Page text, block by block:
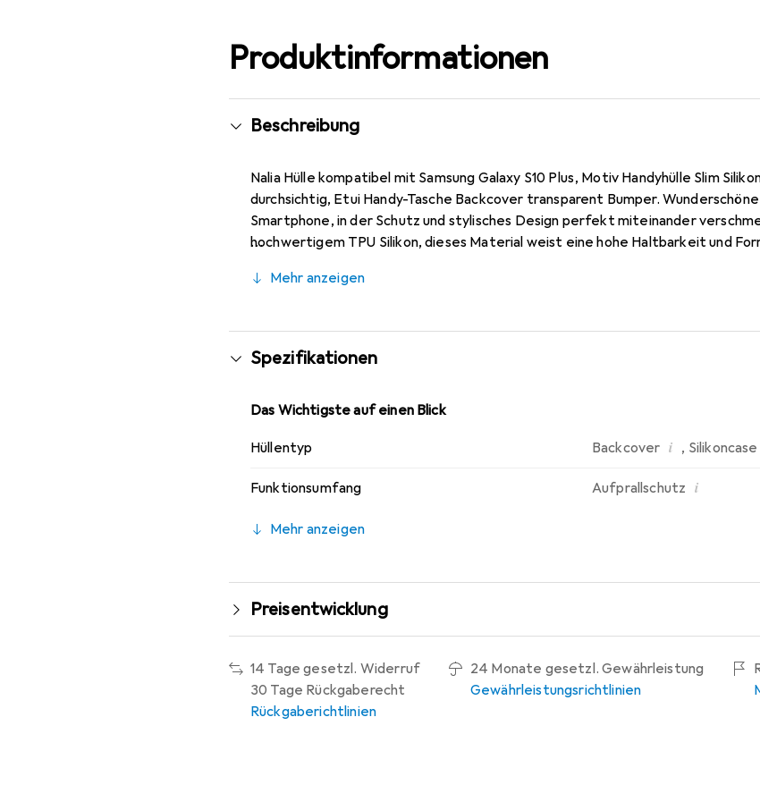
Produktinformationen
Beschreibung
Nalia Hülle kompatibel mit Samsung Galaxy S10 Plus, Motiv Handyhülle Slim
durchsichtig, Etui Handy-Tasche Backcover transparent Bumper.
Smartphone, in der Schutz und stylisches Design perfekt miteinander
hochwertigem TPU Silikon, dieses Material weist eine hohe Haltbarkeit und
sowie das Entfernen des Schutzcovers. Die dünne Silikonhülle ist sehr
Bedienung aller Knöpfe und Anschlüsse. Der Rahmen des Cases ragt etwas
geschützt wird.
Mehr anzeigen
Spezifikationen
Das Wichtigste auf einen Blick
Hüllentyp Backcover i , Silikoncase
Funktionsumfang Aufprallschutz i
Mehr anzeigen
Preisentwicklung
14 Tage gesetzl. Widerruf
30 Tage Rückgaberecht
Rückgaberichtlinien
24 Monate gesetzl. Gewährleistung
Gewährleistungsrichtlinien